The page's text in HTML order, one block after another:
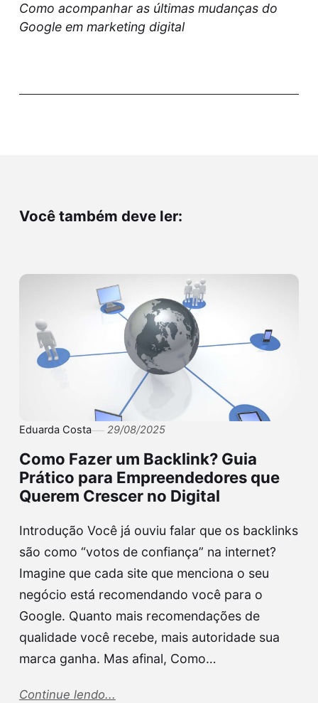
Como acompanhar as últimas mudanças do
Google em marketing digital
Você também deve ler:
Eduarda Costa 29/08/2025
Como Fazer um Backlink? Guia
Prático para Empreendedores que
Querem Crescer no Digital
Introdução Você já ouviu falar que os backlinks
são como “votos de confiança” na internet?
Imagine que cada site que menciona o seu
negócio está recomendando você para o
Google. Quanto mais recomendações de
qualidade você recebe, mais autoridade sua
marca ganha. Mas afinal, Como…
Continue lendo...